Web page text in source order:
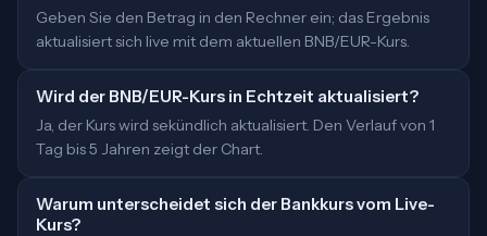
Geben Sie den Betrag in den Rechner ein; das Ergebnis
aktualisiert sich live mit dem aktuellen BNB/EUR-Kurs.
Wird der BNB/EUR-Kurs in Echtzeit aktualisiert?
Ja, der Kurs wird sekündlich aktualisiert. Den Verlauf von 1
Tag bis 5 Jahren zeigt der Chart.
Warum unterscheidet sich der Bankkurs vom Live-
Kurs?